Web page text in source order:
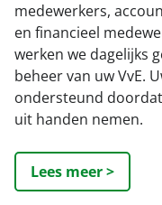
medewerkers,
en financieel
werken we dagelijks
beheer van uw VvE.
ondersteund
uit handen nemen.
Lees meer >